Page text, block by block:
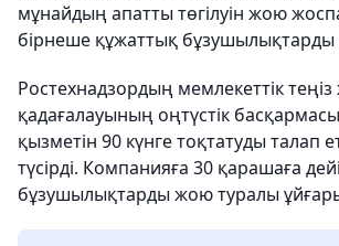
мұнайдың апатты төгілуін жою
бірнеше құжаттық
Ростехнадзордың мемлекеттік
қадағалауының оңтүстік
қызметін 90 күнге тоқтатуды талап
түсірді. Компанияға 30 қарашаға
бұзушылықтарды жою туралы